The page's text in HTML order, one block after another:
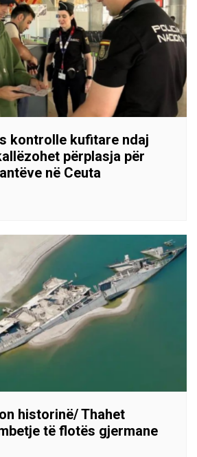
kontrolle kufitare ndaj
përplasja për
në Ceuta
historinë/ Thahet
të flotës gjermane